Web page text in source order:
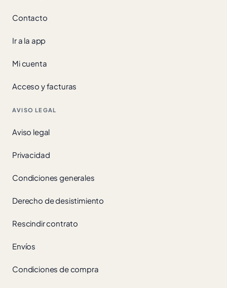
Contacto
Ir a la app
Mi cuenta
Acceso y facturas
AVISO LEGAL
Aviso legal
Privacidad
Condiciones generales
Derecho de desistimiento
Rescindir contrato
Envíos
Condiciones de compra